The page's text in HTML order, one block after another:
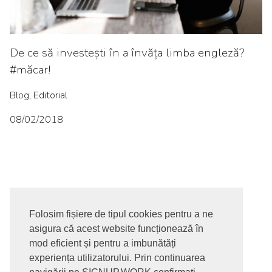
Folosim fișiere de tipul cookies pentru a ne
asigura că acest website funcționează în
mod eficient și pentru a imbunătăți
experiența utilizatorului. Prin continuarea
De ce să investești în a învăța limba engleză?
#măcar!
Blog, Editorial
08/02/2018
© 2017-2026. Toate drepturile rezervate
SIGNUPDOTWORK SRLTermeni si conditii | Politica de